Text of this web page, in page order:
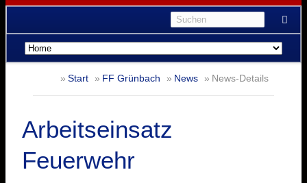
ÜBERSPRINGEN
Navigation
überspringen
Start FF Grünbach News News-Details
Arbeitseinsatz
Feuerwehr